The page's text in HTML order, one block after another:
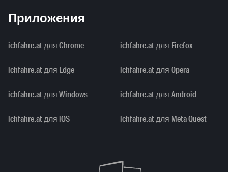
Приложения
ichfahre.at для Chrome ichfahre.at для Firefox
ichfahre.at для Edge ichfahre.at для Opera
ichfahre.at для Windows ichfahre.at для Android
ichfahre.at для iOS ichfahre.at для Meta Quest